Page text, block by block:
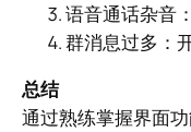
语音通话杂音
群消息过多：
总结
通过熟练掌握界面